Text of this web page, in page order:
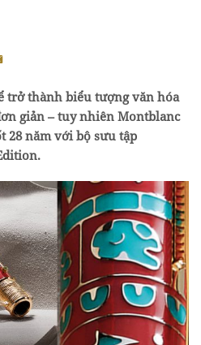
trở thành biểu tượng văn hóa
giản – tuy nhiên Montblanc
28 năm với bộ sưu tập